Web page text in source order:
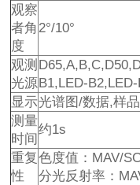
观察
者角
度
2°/10°
观测
光源 B1,LED-
显示光谱图/数据,样
测量
时间
约1s
重复
性
色度值：MAV/
分光反射率：